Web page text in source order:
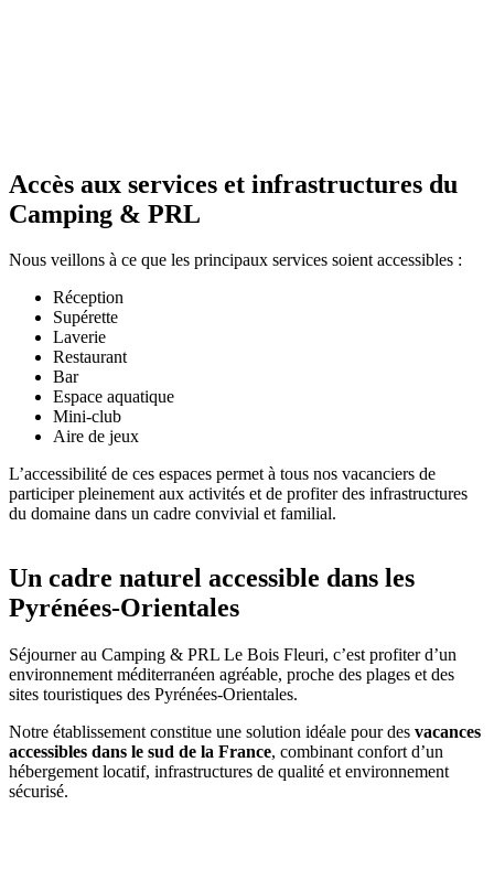
Accès aux services et infrastructures du
Camping & PRL
Nous veillons à ce que les principaux services soient accessibles :
Réception
Supérette
Laverie
Restaurant
Bar
Espace aquatique
Mini-club
Aire de jeux
L’accessibilité de ces espaces permet à tous nos vacanciers de
participer pleinement aux activités et de profiter des infrastructures
du domaine dans un cadre convivial et familial.
Un cadre naturel accessible dans les
Pyrénées-Orientales
Séjourner au Camping & PRL Le Bois Fleuri, c’est profiter d’un
environnement méditerranéen agréable, proche des plages et des
sites touristiques des Pyrénées-Orientales.
Notre établissement constitue une solution idéale pour des vacances
accessibles dans le sud de la France, combinant confort d’un
hébergement locatif, infrastructures de qualité et environnement
sécurisé.